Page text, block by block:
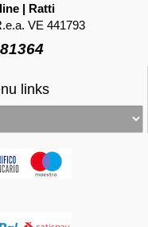
| Ratti
VE 441793
links